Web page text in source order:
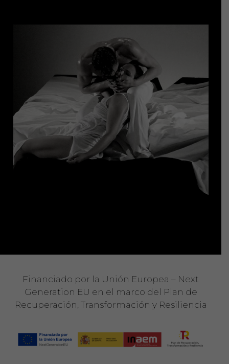
Financiado por la Unión Europea – Next
Generation EU en el marco del Plan de
Recuperación, Transformación y Resiliencia